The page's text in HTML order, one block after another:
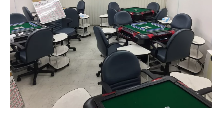
「らくうぇる。」は⼤阪 南河内の地域密着型ポータルサ
イト！ランチやディナーのクーポン、イベント、地域情報
が満載！
▲メニューを閉じる